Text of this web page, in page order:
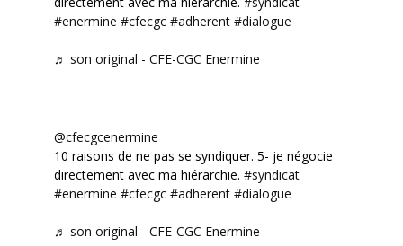
#enermine #cfecgc #adherent #dialogue
♬ son original - CFE-CGC Enermine
@cfecgcenermine
10 raisons de ne pas se syndiquer. 5- je négocie
directement avec ma hiérarchie. #syndicat
#enermine #cfecgc #adherent #dialogue
♬ son original - CFE-CGC Enermine